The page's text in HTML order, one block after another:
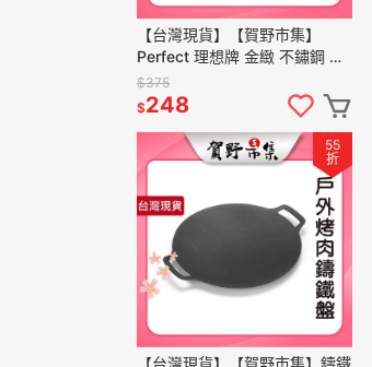
【台灣現貨】【賀野市集】
Perfect 理想牌 金緻 不鏽鋼 剁
刀 片刀 小菜刀 主廚刀 麵包刀
水果刀 削皮刀 料理用
$375
$248
55
折